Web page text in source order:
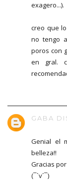
exagero...).
creo que
no tengo
poros con
en gral.
GABA
Genial el
belleza!!
Gracias
(¯`v´¯)